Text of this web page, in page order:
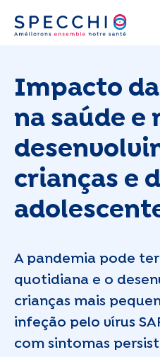
Impacto
na saúde e
crianças e
A pandemia pode
quotidiana e o
crianças mais
infeção pelo vírus
com sintomas